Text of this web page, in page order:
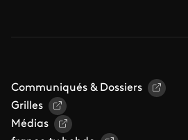
Communiqués & Dossiers
Grilles
Médias